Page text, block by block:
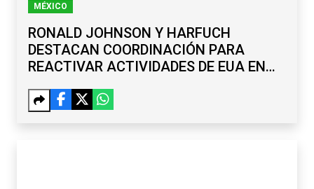
MÉXICO
RONALD JOHNSON Y HARFUCH
DESTACAN COORDINACIÓN PARA
REACTIVAR ACTIVIDADES DE EUA EN